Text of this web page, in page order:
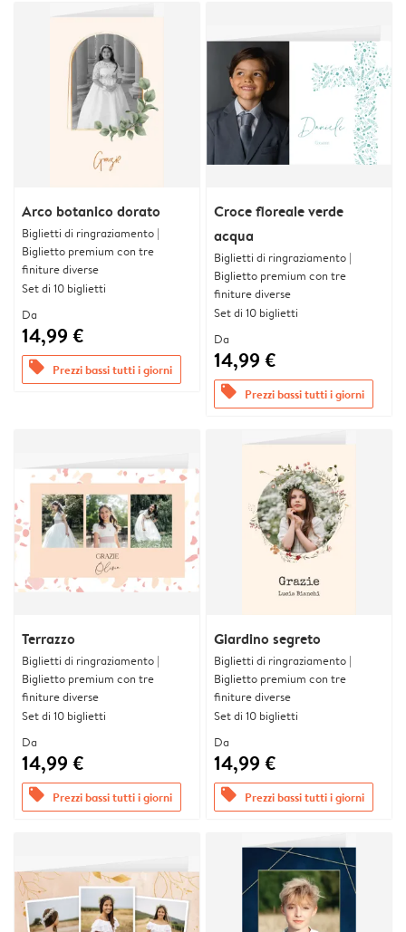
Arco botanico dorato
Biglietti di ringraziamento |
Biglietto premium con tre
finiture diverse
Set di 10 biglietti
Da
14,99 €
offers Prezzi bassi tutti i giorni
Croce floreale verde
acqua
Biglietti di ringraziamento |
Biglietto premium con tre
finiture diverse
Set di 10 biglietti
Da
14,99 €
offers Prezzi bassi tutti i giorni
Terrazzo
Biglietti di ringraziamento |
Biglietto premium con tre
finiture diverse
Set di 10 biglietti
Da
14,99 €
offers Prezzi bassi tutti i giorni
Giardino segreto
Biglietti di ringraziamento |
Biglietto premium con tre
finiture diverse
Set di 10 biglietti
Da
14,99 €
offers Prezzi bassi tutti i giorni